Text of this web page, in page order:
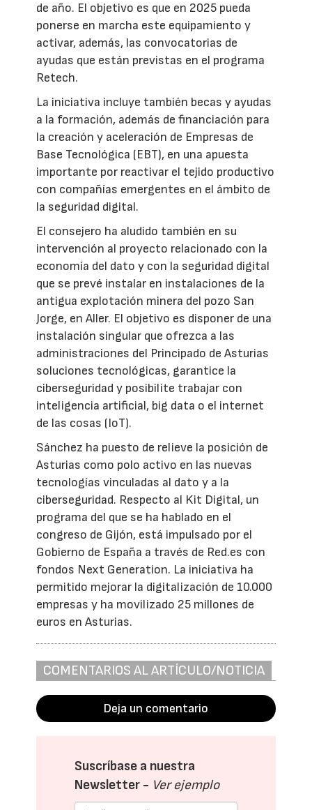
de año. El objetivo es que en 2025 pueda
ponerse en marcha este equipamiento y
activar, además, las convocatorias de
ayudas que están previstas en el programa
Retech.
La iniciativa incluye también becas y ayudas
a la formación, además de financiación para
la creación y aceleración de Empresas de
Base Tecnológica (EBT), en una apuesta
importante por reactivar el tejido productivo
con compañías emergentes en el ámbito de
la seguridad digital.
El consejero ha aludido también en su
intervención al proyecto relacionado con la
economía del dato y con la seguridad digital
que se prevé instalar en instalaciones de la
antigua explotación minera del pozo San
Jorge, en Aller. El objetivo es disponer de una
instalación singular que ofrezca a las
administraciones del Principado de Asturias
soluciones tecnológicas, garantice la
ciberseguridad y posibilite trabajar con
inteligencia artificial, big data o el internet
de las cosas (IoT).
Sánchez ha puesto de relieve la posición de
Asturias como polo activo en las nuevas
tecnologías vinculadas al dato y a la
ciberseguridad. Respecto al Kit Digital, un
programa del que se ha hablado en el
congreso de Gijón, está impulsado por el
Gobierno de España a través de Red.es con
fondos Next Generation. La iniciativa ha
permitido mejorar la digitalización de 10.000
empresas y ha movilizado 25 millones de
euros en Asturias.
COMENTARIOS AL ARTÍCULO/NOTICIA
Deja un comentario
Suscríbase a nuestra
Newsletter - Ver ejemplo